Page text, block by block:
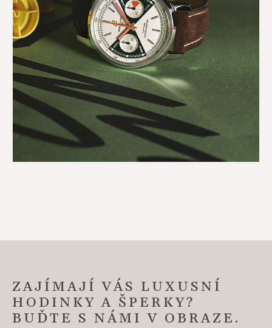
ZAJÍMAJÍ VÁS LUXUSNÍ
HODINKY A ŠPERKY?
BUĎTE S NÁMI V OBRAZE.